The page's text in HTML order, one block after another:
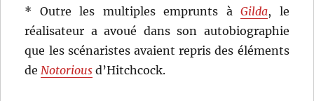
* Outre les multiples emprunts àGilda, le
réalisateur a avoué dans son autobiographie
que les scénaristes avaient repris des éléments
deNotorious d’Hitchcock.